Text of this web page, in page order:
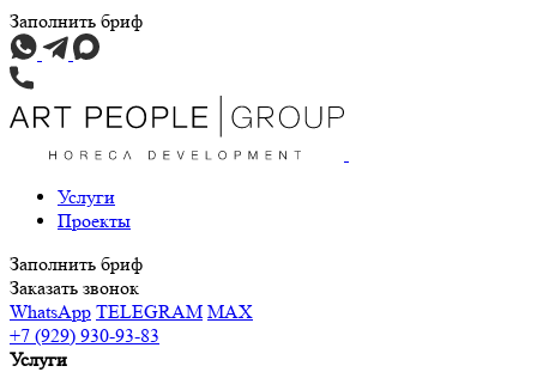
Заполнить бриф
Услуги
Проекты
Заполнить бриф
Заказать звонок
WhatsApp TELEGRAM MAX
+7 (929) 930-93-83
Услуги